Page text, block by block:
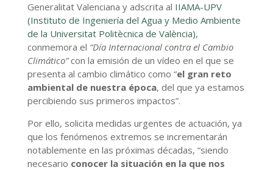
Generalitat Valenciana y adscrita al IIAMA-UPV
(Instituto de Ingeniería del Agua y Medio Ambiente
de la Universitat Politècnica de València),
conmemora el “Día Internacional contra el Cambio
Climático”con la emisión de un vídeo en el que se
presenta al cambio climático como “el gran reto
ambiental de nuestra época, del que ya estamos
percibiendo sus primeros impactos”.
Por ello, solicita medidas urgentes de actuación, ya
que los fenómenos extremos se incrementarán
notablemente en las próximas décadas, “siendo
necesario conocer la situación en la que nos